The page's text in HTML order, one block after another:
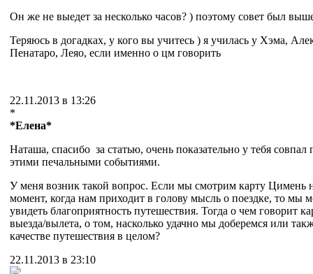
Он же не выедет за несколько часов? ) поэтому совет был
Теряюсь в догадках, у кого вы учитесь ) я училась у Хэма,
Пенатаро, Леяо, если именно о цм говорить
22.11.2013 в 13:26
*
*Елена*
Наташа, спасибо за статью, очень показательно у тебя совпал
этими печальными событиями.
У меня возник такой вопрос. Если мы смотрим карту Цимень
момент, когда нам приходит в голову мысль о поездке, то мы
увидеть благоприятность путешествия. Тогда о чем говорит
выезда/вылета, о том, насколько удачно мы доберемся или
качестве путешествия в целом?
22.11.2013 в 23:10